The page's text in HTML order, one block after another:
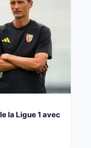
la Ligue 1 avec